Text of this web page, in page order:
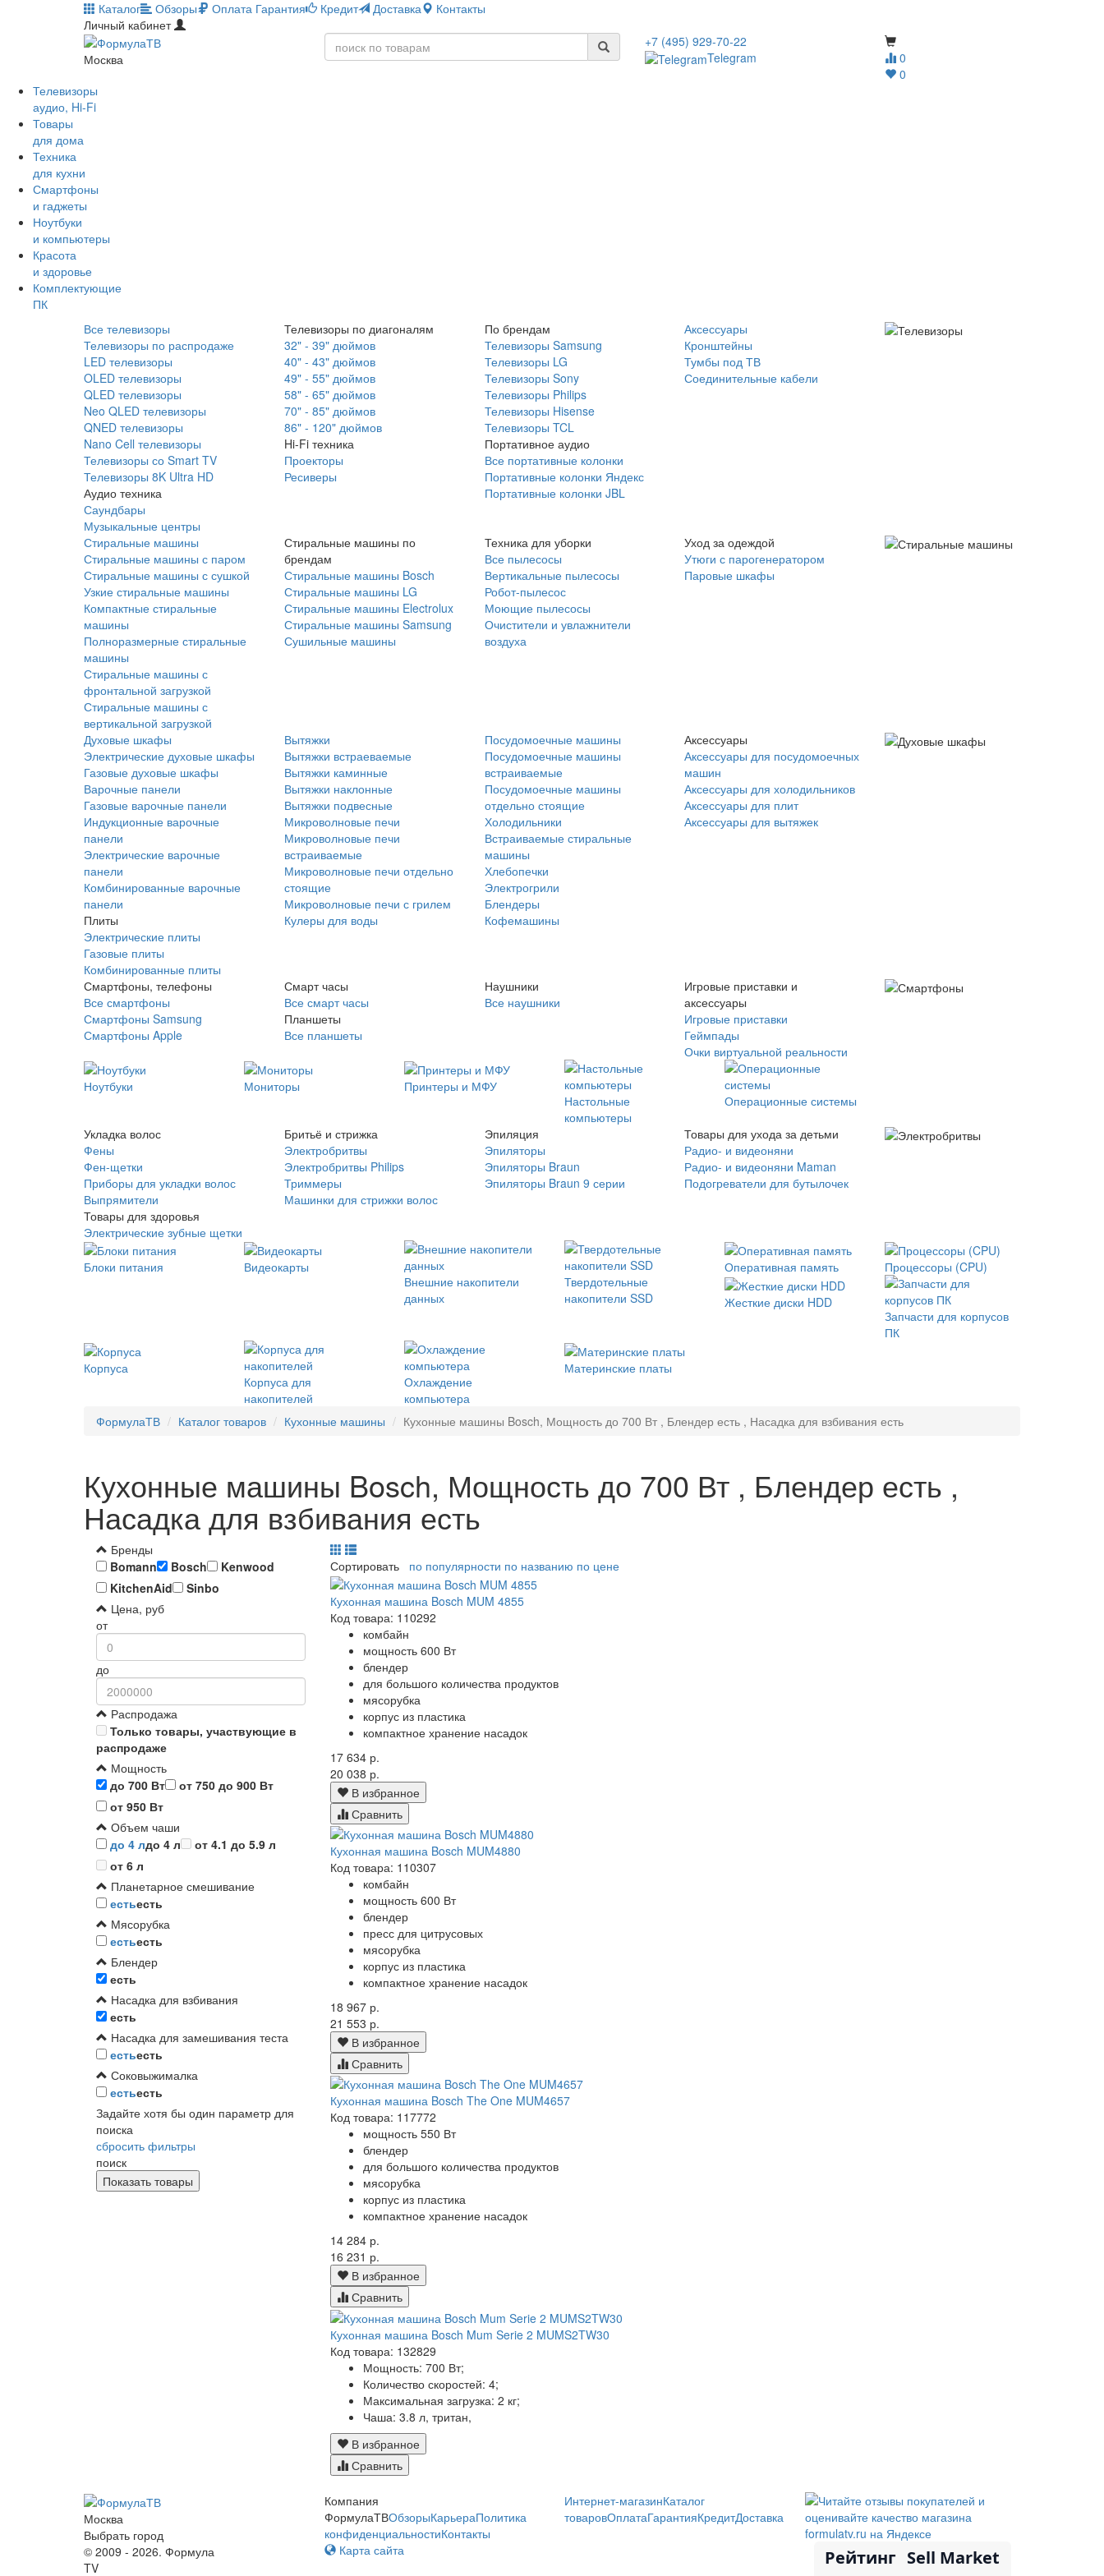
Каталог Обзоры Оплата Гарантия Кредит Доставка
Контакты
Личный кабинет
Москва
0
0
+7 (495) 929-70-22
Telegram
Телевизоры
аудио, Hi-Fi
Товары
для дома
Техника
для кухни
Смартфоны
и гаджеты
Ноутбуки
и компьютеры
Красота
и здоровье
Комплектующие
ПК
Все телевизоры
Телевизоры по распродаже
LED телевизоры
OLED телевизоры
QLED телевизоры
Neo QLED телевизоры
QNED телевизоры
Nano Cell телевизоры
Телевизоры со Smart TV
Телевизоры 8K Ultra HD
Аудио техника
Саундбары
Музыкальные центры
Телевизоры по диагоналям
32" - 39" дюймов
40" - 43" дюймов
49" - 55" дюймов
58" - 65" дюймов
70" - 85" дюймов
86" - 120" дюймов
Hi-Fi техника
Проекторы
Ресиверы
По брендам
Телевизоры Samsung
Телевизоры LG
Телевизоры Sony
Телевизоры Philips
Телевизоры Hisense
Телевизоры TCL
Портативное аудио
Все портативные колонки
Портативные колонки Яндекс
Портативные колонки JBL
Аксессуары
Кронштейны
Тумбы под ТВ
Соединительные кабели
Стиральные машины
Стиральные машины с паром
Стиральные машины с сушкой
Узкие стиральные машины
Компактные стиральные
машины
Полноразмерные стиральные
машины
Стиральные машины с
фронтальной загрузкой
Стиральные машины с
вертикальной загрузкой
Стиральные машины по
брендам
Стиральные машины Bosch
Стиральные машины LG
Стиральные машины Electrolux
Стиральные машины Samsung
Сушильные машины
Техника для уборки
Все пылесосы
Вертикальные пылесосы
Робот-пылесос
Моющие пылесосы
Очистители и увлажнители
воздуха
Уход за одеждой
Утюги с парогенератором
Паровые шкафы
Духовые шкафы
Электрические духовые шкафы
Газовые духовые шкафы
Варочные панели
Газовые варочные панели
Индукционные варочные
панели
Электрические варочные
панели
Комбинированные варочные
панели
Плиты
Электрические плиты
Газовые плиты
Комбинированные плиты
Вытяжки
Вытяжки встраеваемые
Вытяжки каминные
Вытяжки наклонные
Вытяжки подвесные
Микроволновые печи
Микроволновые печи
встраиваемые
Микроволновые печи отдельно
стоящие
Микроволновые печи с грилем
Кулеры для воды
Посудомоечные машины
Посудомоечные машины
встраиваемые
Посудомоечные машины
отдельно стоящие
Холодильники
Встраиваемые стиральные
машины
Хлебопечки
Электрогрили
Блендеры
Кофемашины
Аксессуары
Аксессуары для посудомоечных
машин
Аксессуары для холодильников
Аксессуары для плит
Аксессуары для вытяжек
Смартфоны, телефоны
Все смартфоны
Смартфоны Samsung
Смартфоны Apple
Смарт часы
Все смарт часы
Планшеты
Все планшеты
Наушники
Все наушники
Игровые приставки и
аксессуары
Игровые приставки
Геймпады
Очки виртуальной реальности
Ноутбуки Мониторы
Принтеры и МФУ
Настольные
компьютеры
Операционные системы
Укладка волос
Фены
Фен-щетки
Приборы для укладки волос
Выпрямители
Товары для здоровья
Электрические зубные щетки
Бритьё и стрижка
Электробритвы
Электробритвы Philips
Триммеры
Машинки для стрижки волос
Эпиляция
Эпиляторы
Эпиляторы Braun
Эпиляторы Braun 9 серии
Товары для ухода за детьми
Радио- и видеоняни
Радио- и видеоняни Maman
Подогреватели для бутылочек
Блоки питания
Видеокарты
Внешние накопители
данных
Твердотельные
накопители SSD
Оперативная память Процессоры (CPU)
Жесткие диски HDD
Запчасти для корпусов
ПК
Корпуса
Корпуса для
накопителей
Охлаждение
компьютера
Материнские платы
ФормулаТВ Каталог товаров Кухонные машины Кухонные машины Bosch, Мощность до 700 Вт , Блендер есть , Насадка для взбивания есть
Кухонные машины Bosch, Мощность до 700 Вт , Блендер есть ,
Насадка для взбивания есть
Бренды
Bomann
Bosch
Kenwood
KitchenAid
Sinbo
Цена, руб
от
до
Распродажа
Только товары, участвующие в
распродаже
Мощность
до 700 Вт
от 750 до 900 Вт
от 950 Вт
Объем чаши
до 4 лдо 4 л
от 4.1 до 5.9 л
от 6 л
Планетарное смешивание
естьесть
Мясорубка
естьесть
Блендер
есть
Насадка для взбивания
есть
Насадка для замешивания теста
естьесть
Соковыжималка
естьесть
Задайте хотя бы один параметр для
поиска
сбросить фильтры
поиск
Сортировать по популярности по названию по цене
Кухонная машина Bosch MUM 4855
Код товара: 110292
комбайн
мощность 600 Вт
блендер
для большого количества продуктов
мясорубка
корпус из пластика
компактное хранение насадок
17 634 р.
20 038 р.
В избранное
Сравнить
Кухонная машина Bosch MUM4880
Код товара: 110307
комбайн
мощность 600 Вт
блендер
пресс для цитрусовых
мясорубка
корпус из пластика
компактное хранение насадок
18 967 р.
21 553 р.
В избранное
Сравнить
Кухонная машина Bosch The One MUM4657
Код товара: 117772
мощность 550 Вт
блендер
для большого количества продуктов
мясорубка
корпус из пластика
компактное хранение насадок
14 284 р.
16 231 р.
В избранное
Сравнить
Кухонная машина Bosch Mum Serie 2 MUMS2TW30
Код товара: 132829
Мощность: 700 Вт;
Количество скоростей: 4;
Максимальная загрузка: 2 кг;
Чаша: 3.8 л, тритан,
В избранное
Сравнить
Москва
Выбрать город
© 2009 - 2026. Формула
TV
Компания
ФормулаТВОбзорыКарьераПолитика
конфиденциальностиКонтакты
Интернет-магазинКаталог
товаровОплатаГарантияКредитДоставка
Карта сайта
Рейтинг Sell Market